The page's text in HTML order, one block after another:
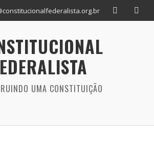
UMA CONSTITUIÇÃO